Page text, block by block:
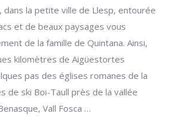
la petite ville de Llesp, entourée
et de beaux paysages vous
de la famille de Quintana. Ainsi,
kilomètres de Aigüestortes
pas des églises romanes de la
de ski Boi-Taull près de la vallée
Vall Fosca …